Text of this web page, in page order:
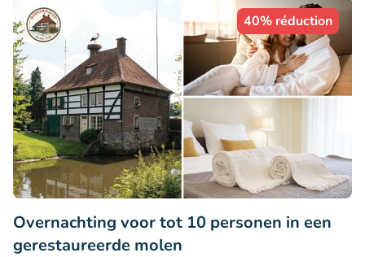
40% réduction
Overnachting voor tot 10 personen in een
gerestaureerde molen